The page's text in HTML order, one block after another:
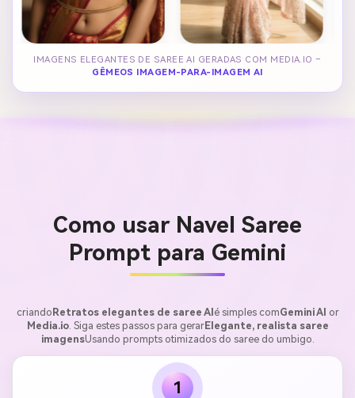
IMAGENS ELEGANTES DE SAREE AI GERADAS COM MEDIA.IO –
GÊMEOS IMAGEM-PARA-IMAGEM AI
Como usar Navel Saree
Prompt para Gemini
criandoRetratos elegantes de saree AIé simples comGemini AI or
Media.io. Siga estes passos para gerarElegante, realista saree
imagensUsando prompts otimizados do saree do umbigo.
1